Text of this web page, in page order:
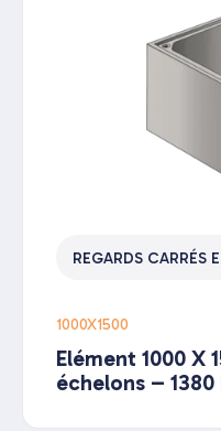
REGARDS CARRÉS
1000X1500
Elément 1000 X
échelons – 1380